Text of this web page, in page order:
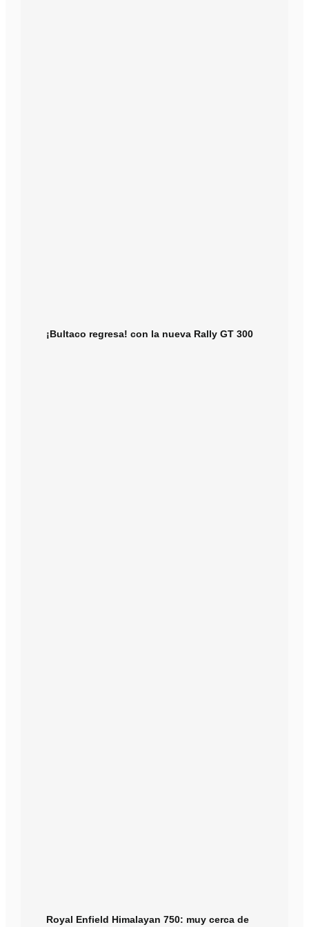
¡Bultaco regresa! con la nueva Rally GT 300
Royal Enfield Himalayan 750: muy cerca de